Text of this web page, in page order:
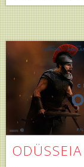
ODÜSSEIA